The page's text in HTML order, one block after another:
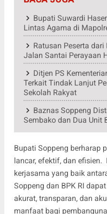
Bupati Suwardi
Lintas Agama di
Ratusan Peserta
Jalan Santai Perayaan
Ditjen PS
Terkait Tindak Lanjut
Sekolah Rakyat
Baznas Soppeng
Sembako dan Dua Unit
Bupati Soppeng berharap
lancar, efektif, dan efisien.
kerjasama yang baik
Soppeng dan BPK RI
akurat, transparan, dan
manfaat bagi